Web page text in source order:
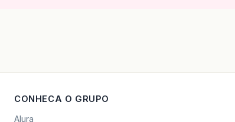
CONHECA O GRUPO
Alura